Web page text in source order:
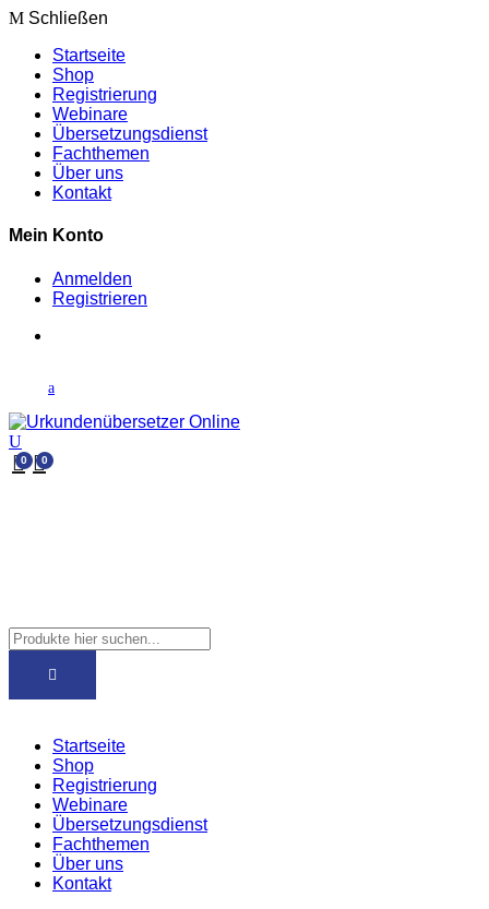
Schließen
Startseite
Shop
Registrierung
Webinare
Übersetzungsdienst
Fachthemen
Über uns
Kontakt
Mein Konto
Anmelden
Registrieren
0
0
Startseite
Shop
Registrierung
Webinare
Übersetzungsdienst
Fachthemen
Über uns
Kontakt